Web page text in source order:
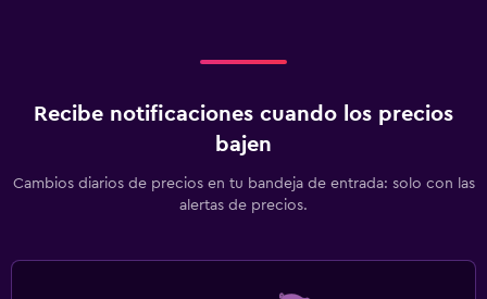
Recibe notificaciones cuando los precios
bajen
Cambios diarios de precios en tu bandeja de entrada: solo con las
alertas de precios.